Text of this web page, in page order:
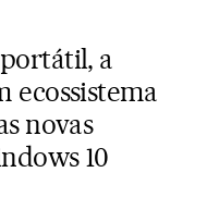
a
ecossistema
novas
10